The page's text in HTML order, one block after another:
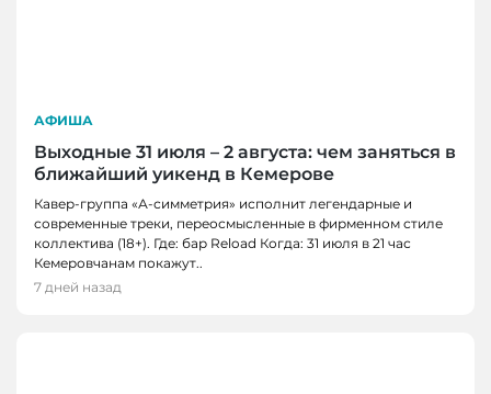
АФИША
Выходные 31 июля – 2 августа: чем заняться в
ближайший уикенд в Кемерове
Кавер-группа «А-симметрия» исполнит легендарные и
современные треки, переосмысленные в фирменном стиле
коллектива (18+). Где: бар Reload Когда: 31 июля в 21 час
Кемеровчанам покажут..
7 дней назад